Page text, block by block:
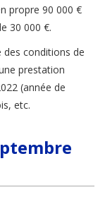
propre 90 000 €
30 000 €.
conditions de
prestation
(année de
etc.